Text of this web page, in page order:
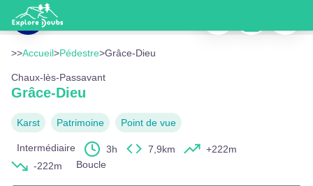
Grâce-Dieu
Voir l'image en plein écran
>>Accueil>Pédestre>Grâce-Dieu
Chaux-lès-Passavant
Grâce-Dieu
Karst Patrimoine Point de vue
Intermédiaire 3h 7,9km
+222m
-222m
Boucle